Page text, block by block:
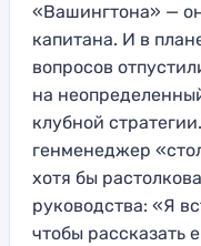
«Вашингтона» —
капитана. И в
вопросов
на
клубной
генменеджер
хотя бы
руководства: «Я
чтобы рассказать